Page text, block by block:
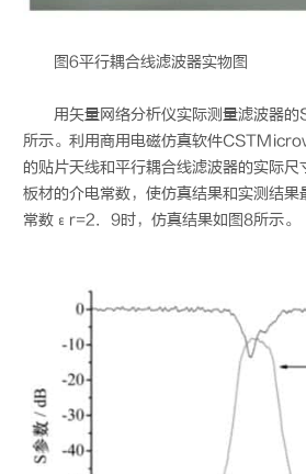
图6平行耦合线滤波器实物图
用矢量网络分析仪实际测量滤波器
所示。利用商用电磁仿真软件
的贴片天线和平行耦合线滤波器的实际
板材的介电常数，使仿真结果和实测结果
常数εr=2．9时，仿真结果如图8所示。